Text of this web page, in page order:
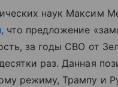
наук Максим
, что предложение
за годы СВО от
раз. Данная
режиму, Трампу и